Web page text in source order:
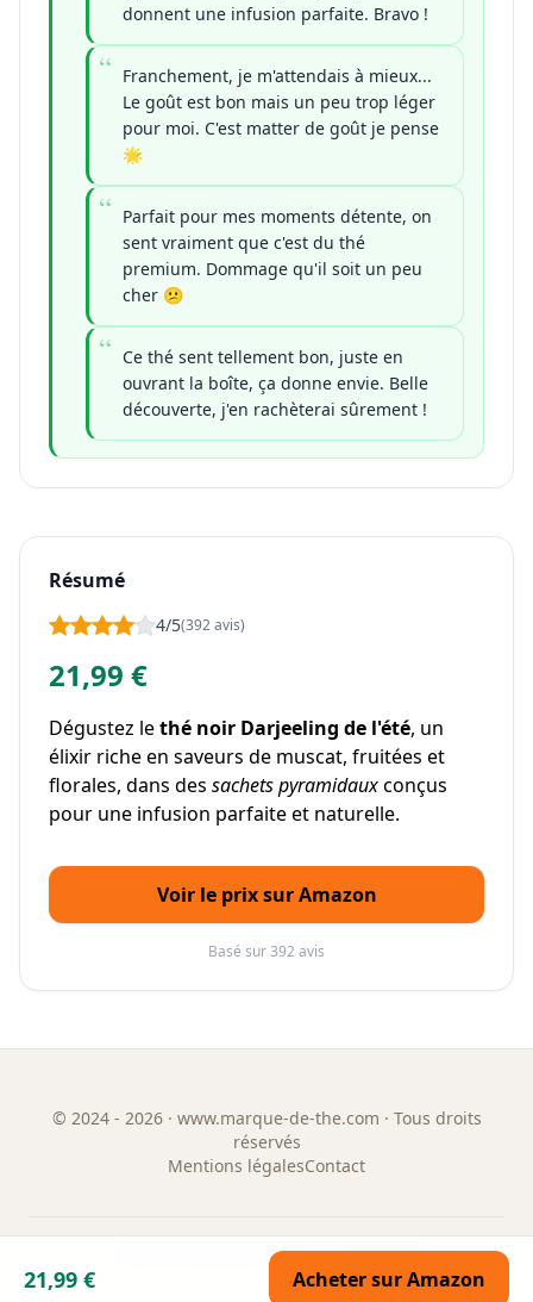
donnent une infusion parfaite. Bravo !
Franchement, je m'attendais à mieux...
Le goût est bon mais un peu trop léger
pour moi. C'est matter de goût je pense
🌟
Parfait pour mes moments détente, on
sent vraiment que c'est du thé
premium. Dommage qu'il soit un peu
cher 😕
Ce thé sent tellement bon, juste en
ouvrant la boîte, ça donne envie. Belle
découverte, j'en rachèterai sûrement !
Résumé
4/5(392 avis)
21,99 €
Dégustez lethé noir Darjeeling de l'été, un
élixir riche en saveurs de muscat, fruitées et
florales, dans des sachets pyramidauxconçus
pour une infusion parfaite et naturelle.
Voir le prix sur Amazon
Basé sur 392 avis
21,99 € Acheter sur Amazon
© 2024 - 2026· www.marque-de-the.com · Tous droits
réservés
Mentions légalesContact
GUIDE & ANNUAIRE DES MARQUES DE THÉ